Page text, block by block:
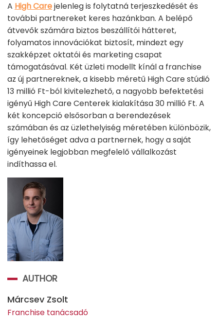
A High Carejelenleg is folytatná terjeszkedését és
további partnereket keres hazánkban. A belépő
átvevők számára biztos beszállítói hátteret,
folyamatos innovációkat biztosít, mindezt egy
szakképzet oktatói és marketing csapat
támogatásával. Két üzleti modellt kínál a franchise
az új partnereknek, a kisebb méretű High Care stúdió
13 millió Ft-ból kivitelezhető, a nagyobb befektetési
igényű High Care Centerek kialakítása 30 millió Ft. A
két koncepció elsősorban a berendezések
számában és az üzlethelyiség méretében különbözik,
így lehetőséget adva a partnernek, hogy a saját
igényeinek legjobban megfelelő vállalkozást
indíthassa el.
AUTHOR
Márcsev Zsolt
Franchise tanácsadó